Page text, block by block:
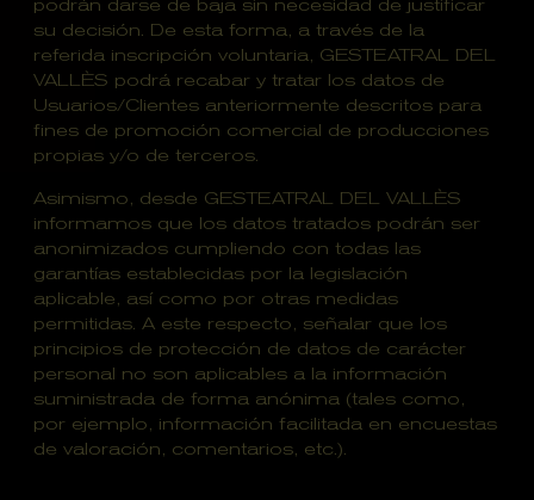
podrán darse de baja sin necesidad de justificar
su decisión. De esta forma, a través de la
referida inscripción voluntaria, GESTEATRAL DEL
VALLÈS podrá recabar y tratar los datos de
Usuarios/Clientes anteriormente descritos para
fines de promoción comercial de producciones
propias y/o de terceros.
Asimismo, desde GESTEATRAL DEL VALLÈS
informamos que los datos tratados podrán ser
anonimizados cumpliendo con todas las
garantías establecidas por la legislación
aplicable, así como por otras medidas
permitidas. A este respecto, señalar que los
principios de protección de datos de carácter
personal no son aplicables a la información
suministrada de forma anónima (tales como,
por ejemplo, información facilitada en encuestas
de valoración, comentarios, etc.).